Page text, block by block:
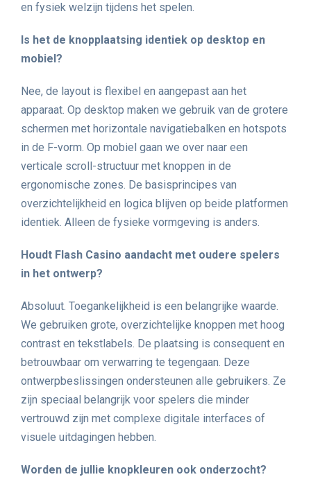
en fysiek welzijn tijdens het spelen.
Is het de knopplaatsing identiek op desktop en
mobiel?
Nee, de layout is flexibel en aangepast aan het
apparaat. Op desktop maken we gebruik van de grotere
schermen met horizontale navigatiebalken en hotspots
in de F-vorm. Op mobiel gaan we over naar een
verticale scroll-structuur met knoppen in de
ergonomische zones. De basisprincipes van
overzichtelijkheid en logica blijven op beide platformen
identiek. Alleen de fysieke vormgeving is anders.
Houdt Flash Casino aandacht met oudere spelers
in het ontwerp?
Absoluut. Toegankelijkheid is een belangrijke waarde.
We gebruiken grote, overzichtelijke knoppen met hoog
contrast en tekstlabels. De plaatsing is consequent en
betrouwbaar om verwarring te tegengaan. Deze
ontwerpbeslissingen ondersteunen alle gebruikers. Ze
zijn speciaal belangrijk voor spelers die minder
vertrouwd zijn met complexe digitale interfaces of
visuele uitdagingen hebben.
Worden de jullie knopkleuren ook onderzocht?